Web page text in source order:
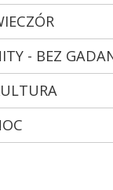
- BEZ